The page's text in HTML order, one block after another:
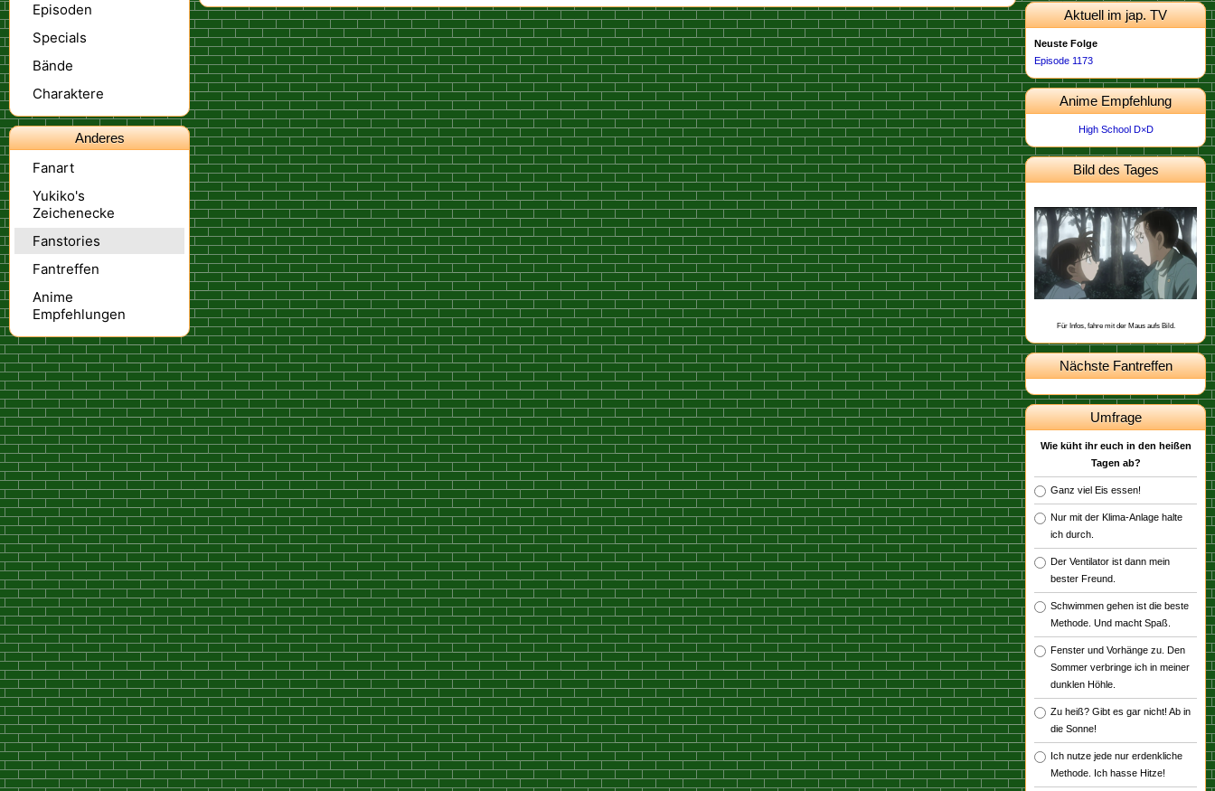
Episoden
Specials
Bände
Charaktere
Anderes
Fanart
Yukiko's
Zeichenecke
Fanstories
Fantreffen
Anime
Empfehlungen
Aktuell im jap. TV
Neuste Folge
Episode 1173
Anime Empfehlung
High School D×D
Bild des Tages
Dieses Bild stammt von der
Episode 462
.
Schon gewusst, dass Yukiko Kudo mit
Sharon Vineyard und Toichi Kuroba
befreundet ist?
Für Infos, fahre mit der Maus aufs Bild.
Nächste Fantreffen
Umfrage
Wie küht ihr euch in den heißen
Tagen ab?
Ganz viel Eis essen!
Nur mit der Klima-Anlage halte
ich durch.
Der Ventilator ist dann mein
bester Freund.
Schwimmen gehen ist die beste
Methode. Und macht Spaß.
Fenster und Vorhänge zu. Den
Sommer verbringe ich in meiner
dunklen Höhle.
Zu heiß? Gibt es gar nicht! Ab in
die Sonne!
Ich nutze jede nur erdenkliche
Methode. Ich hasse Hitze!